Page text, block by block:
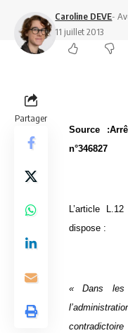
Caroline DEVE-
11 juillet 2013
Partager
Source
n°346827
L’article
dispose :
« Dans les